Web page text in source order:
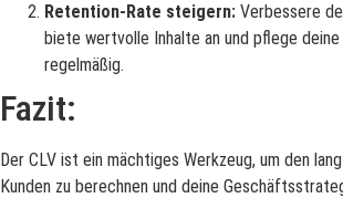
Retention-Rate steigern: Verbessere
biete wertvolle Inhalte an und pflege deine
regelmäßig.
Fazit:
Der CLV ist ein mächtiges Werkzeug, um den
Kunden zu berechnen und deine